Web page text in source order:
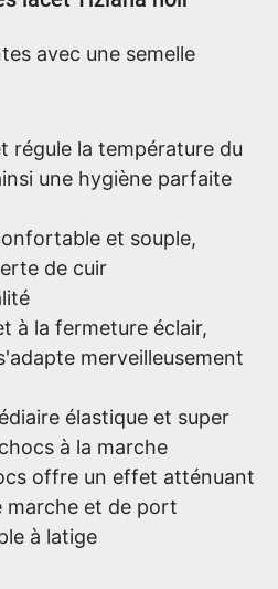
avec une semelle
régule la température du
une hygiène parfaite
et souple,
de cuir
à la fermeture éclair,
merveilleusement
élastique et super
à la marche
offre un effet atténuant
et de port
à latige